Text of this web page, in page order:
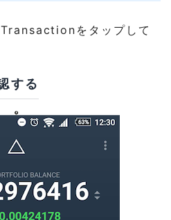
をタップして
する